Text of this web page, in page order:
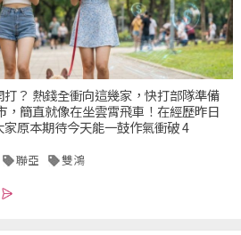
？ 熱錢全衝向這幾家，快打部隊準備
，簡直就像在坐雲霄飛車！在經歷昨日
原本期待今天能一鼓作氣衝破 4
聯亞 雙鴻